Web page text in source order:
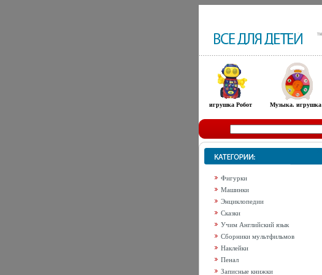
игрушка Робот Музыка. игрушка
Фигурки
Машинки
Энциклопедии
Сказки
Учим Английский язык
Сборники мультфильмов
Наклейки
Пенал
Записные книжки